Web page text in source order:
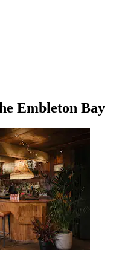
Embleton Bay